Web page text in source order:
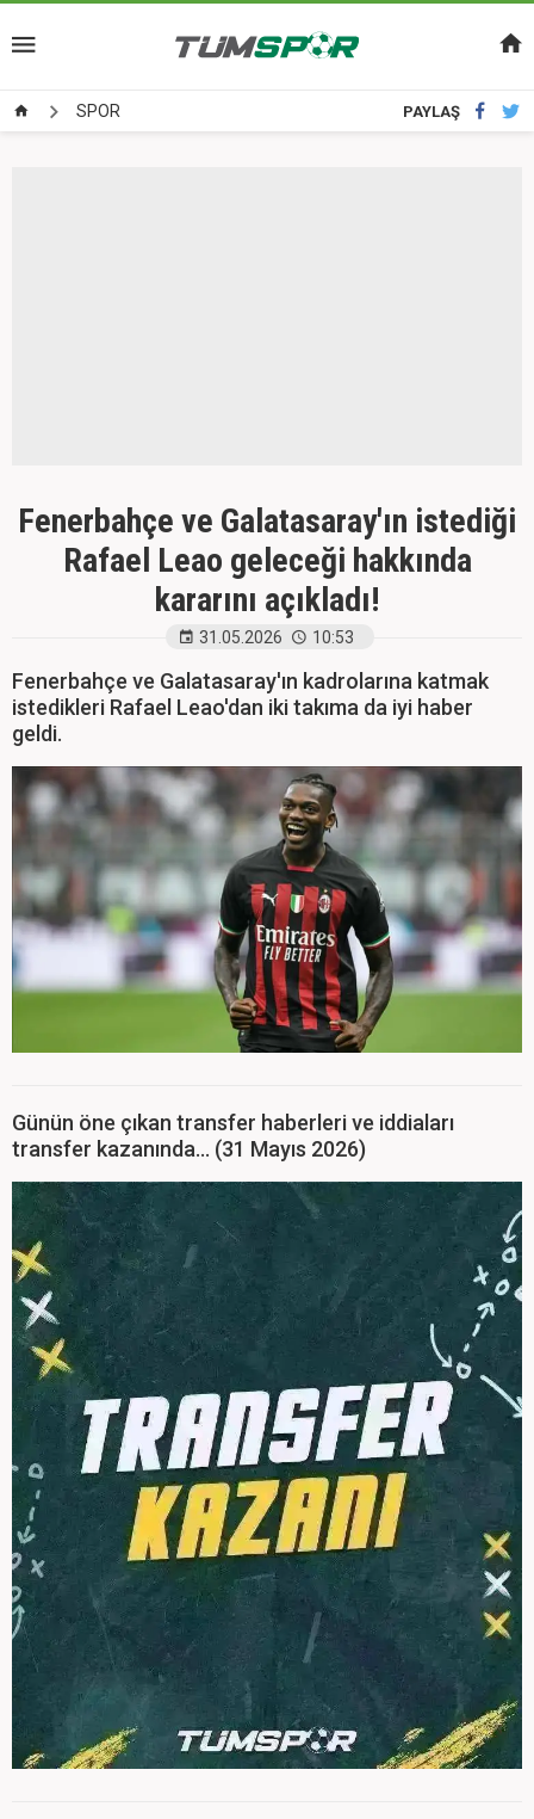
SPOR PAYLAŞ
Fenerbahçe ve Galatasaray'ın istediği
Rafael Leao geleceği hakkında
kararını açıkladı!
31.05.2026 10:53
Fenerbahçe ve Galatasaray'ın kadrolarına katmak
istedikleri Rafael Leao'dan iki takıma da iyi haber
geldi.
Günün öne çıkan transfer haberleri ve iddiaları
transfer kazanında... (31 Mayıs 2026)